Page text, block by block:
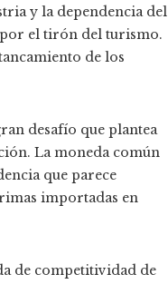
y la dependencia del
el tirón del turismo.
de los
desafío que plantea
La moneda común
que parece
importadas en
de competitividad de